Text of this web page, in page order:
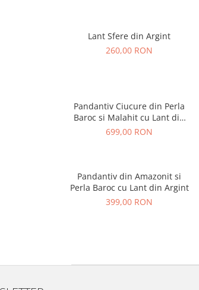
Lant Sfere din Argint
260,00 RON
Pandantiv Ciucure din Perla
Baroc si Malahit cu Lant din
Argint
699,00 RON
Pandantiv din Amazonit si
Perla Baroc cu Lant din Argint
399,00 RON